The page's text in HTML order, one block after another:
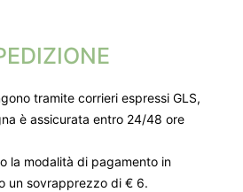
tramite corrieri espressi GLS,
è assicurata entro 24/48 ore
la modalità di pagamento in
un sovrapprezzo di € 6.